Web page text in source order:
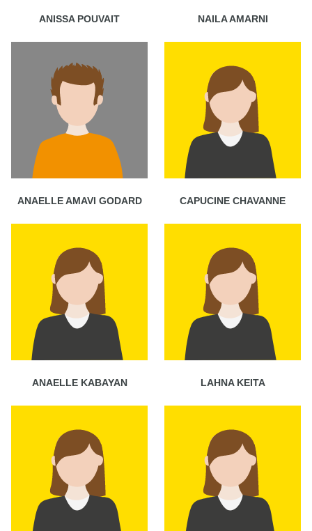
ANISSA POUVAIT NAILA AMARNI
ANAELLE AMAVI GODARD CAPUCINE CHAVANNE
ANAELLE KABAYAN LAHNA KEITA